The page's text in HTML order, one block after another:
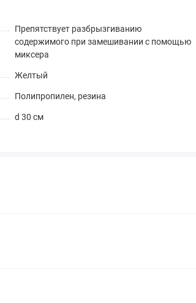
Препятствует разбрызгиванию
содержимого при замешивании с помощью
миксера
Желтый
Полипропилен, резина
d 30 см